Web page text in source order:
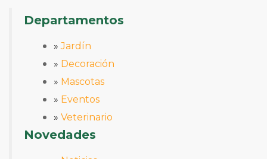
Departamentos
»Jardín
» Decoración
» Mascotas
» Eventos
» Veterinario
Novedades